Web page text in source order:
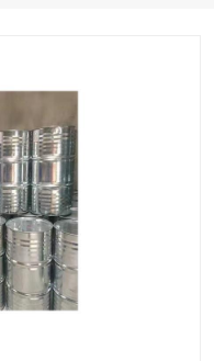
上门回收废清洗剂